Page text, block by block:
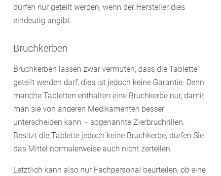
dürfen nur geteilt werden, wenn der Hersteller dies
eindeutig angibt.
Bruchkerben
Bruchkerben lassen zwar vermuten, dass die Tablette
geteilt werden darf, dies ist jedoch keine Garantie. Denn
manche Tabletten enthalten eine Bruchkerbe nur, damit
man sie von anderen Medikamenten besser
unterscheiden kann – sogenannte Zierbruchrillen.
Besitzt die Tablette jedoch keine Bruchkerbe, dürfen Sie
das Mittel normalerweise auch nicht zerteilen.
Letztlich kann also nur Fachpersonal beurteilen, ob eine